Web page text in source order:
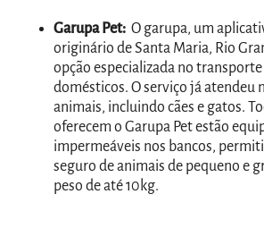
Garupa Pet: O garupa, um
originário de Santa Maria, Rio
opção especializada no
domésticos. O serviço já atendeu
animais, incluindo cães e gatos.
oferecem o Garupa Pet estão
impermeáveis nos bancos,
seguro de animais de pequeno e
peso de até 10kg.